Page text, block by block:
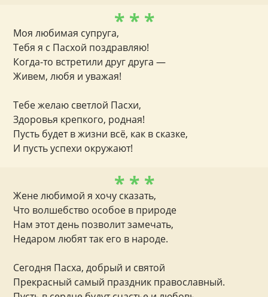
* * *
Моя любимая супруга,
Тебя я с Пасхой поздравляю!
Когда-то встретили друг друга —
Живем, любя и уважая!
Тебе желаю светлой Пасхи,
Здоровья крепкого, родная!
Пусть будет в жизни всё, как в сказке,
И пусть успехи окружают!
* * *
Жене любимой я хочу сказать,
Что волшебство особое в природе
Нам этот день позволит замечать,
Недаром любят так его в народе.
Сегодня Пасха, добрый и святой
Прекрасный самый праздник православный.